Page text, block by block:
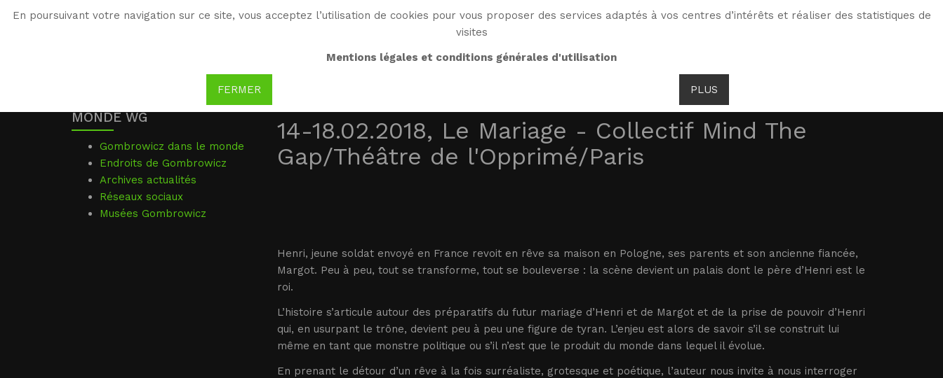
En poursuivant votre navigation sur ce site, vous acceptez l’utilisation de cookies pour vous proposer des services adaptés à vos centres d’intérêts et réaliser des statistiques de
visites
Mentions légales et conditions générales d'utilisation
FERMER PLUS
14-18.02.2018, Le Mariage - Collectif Mind The
Gap/Théâtre de l'Opprimé/Paris
Henri, jeune soldat envoyé en France revoit en rêve sa maison en Pologne, ses parents et son ancienne fiancée,
Margot. Peu à peu, tout se transforme, tout se bouleverse : la scène devient un palais dont le père d’Henri est le
roi.
L’histoire s’articule autour des préparatifs du futur mariage d’Henri et de Margot et de la prise de pouvoir d’Henri
qui, en usurpant le trône, devient peu à peu une figure de tyran. L’enjeu est alors de savoir s’il se construit lui
même en tant que monstre politique ou s’il n’est que le produit du monde dans lequel il évolue.
En prenant le détour d’un rêve à la fois surréaliste, grotesque et poétique, l’auteur nous invite à nous interroger
MONDE WG
Gombrowicz dans le monde
Endroits de Gombrowicz
Archives actualités
Réseaux sociaux
Musées Gombrowicz